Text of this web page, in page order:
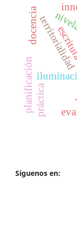
territorialidad
planificación
docencia
práctica
Síguenos en: